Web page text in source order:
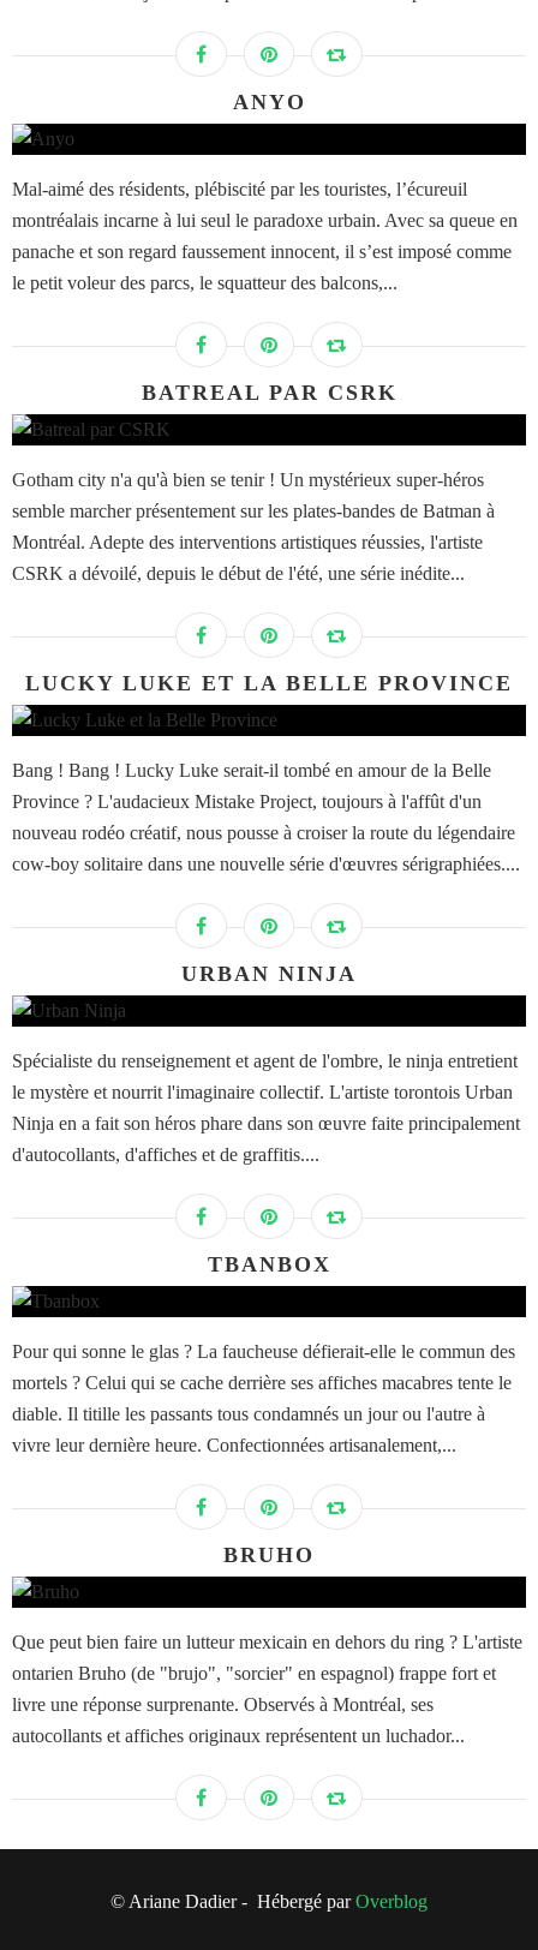
ANYO
Mal-aimé des résidents, plébiscité par les touristes, l’écureuil
montréalais incarne à lui seul le paradoxe urbain. Avec sa queue en
panache et son regard faussement innocent, il s’est imposé comme
le petit voleur des parcs, le squatteur des balcons,...
BATREAL PAR CSRK
Gotham city n'a qu'à bien se tenir ! Un mystérieux super-héros
semble marcher présentement sur les plates-bandes de Batman à
Montréal. Adepte des interventions artistiques réussies, l'artiste
CSRK a dévoilé, depuis le début de l'été, une série inédite...
LUCKY LUKE ET LA BELLE PROVINCE
Bang ! Bang ! Lucky Luke serait-il tombé en amour de la Belle
Province ? L'audacieux Mistake Project, toujours à l'affût d'un
nouveau rodéo créatif, nous pousse à croiser la route du légendaire
cow-boy solitaire dans une nouvelle série d'œuvres sérigraphiées....
URBAN NINJA
Spécialiste du renseignement et agent de l'ombre, le ninja entretient
le mystère et nourrit l'imaginaire collectif. L'artiste torontois Urban
Ninja en a fait son héros phare dans son œuvre faite principalement
d'autocollants, d'affiches et de graffitis....
TBANBOX
Pour qui sonne le glas ? La faucheuse défierait-elle le commun des
mortels ? Celui qui se cache derrière ses affiches macabres tente le
diable. Il titille les passants tous condamnés un jour ou l'autre à
vivre leur dernière heure. Confectionnées artisanalement,...
BRUHO
Que peut bien faire un lutteur mexicain en dehors du ring ? L'artiste
ontarien Bruho (de "brujo", "sorcier" en espagnol) frappe fort et
livre une réponse surprenante. Observés à Montréal, ses
autocollants et affiches originaux représentent un luchador...
© Ariane Dadier - Hébergé parOverblog